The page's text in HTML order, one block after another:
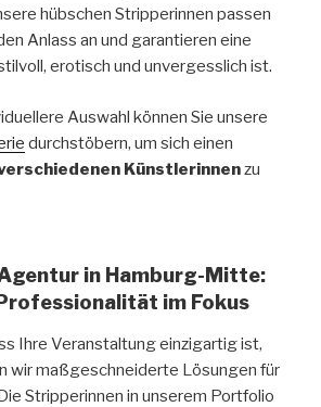
hübschen Stripperinnen passen
Anlass an und garantieren eine
erotisch und unvergesslich ist.
Auswahl können Sie unsere
durchstöbern, um sich einen
Künstlerinnenzu
in Hamburg-Mitte:
im Fokus
Ihre Veranstaltung einzigartig ist,
wir maßgeschneiderte Lösungen für
Stripperinnen in unserem Portfolio